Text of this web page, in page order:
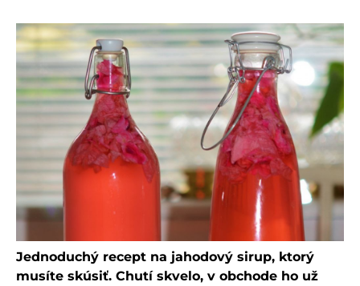
Jednoduchý recept na jahodový sirup, ktorý
musíte skúsiť. Chutí skvelo, v obchode ho už